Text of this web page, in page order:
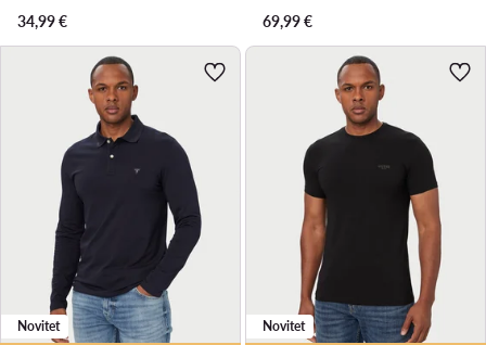
34,99€
69,99€
Novitet Novitet